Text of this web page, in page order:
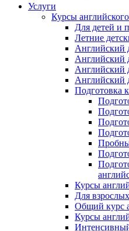
Услуги
Курсы
Для детей и
Летние
Английский
Английский
Английский
Английский
Подготовка
Курсы
Для взрослых
Общий курс
Курсы